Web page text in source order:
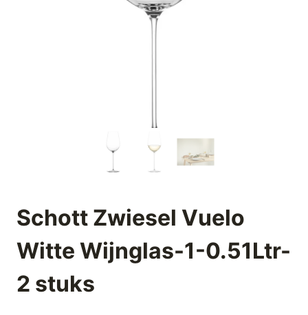
Schott Zwiesel Vuelo
Witte Wijnglas-1-0.51Ltr-
2 stuks